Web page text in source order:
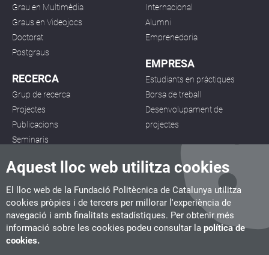
Aquest lloc web utilitza cookies
El lloc web de la Fundació Politècnica de Catalunya utilitza
cookies pròpies i de tercers per millorar l'experiència de
navegació i amb finalitats estadístiques. Per obtenir més
informació sobre les cookies podeu consultar la política de
cookies.
Grau en Multimèdia
Graus en Videojocs
Doctorat
Postgraus
RECERCA
Grup de recerca
Projectes
Publicacions
Seminaris
Internacional
Alumni
Emprenedoria
EMPRESA
Estudiants en pràctiques
Borsa de treball
Desenvolupament de
projectes
CITM
C/ de la Igualtat, 33, 08222 Terrassa